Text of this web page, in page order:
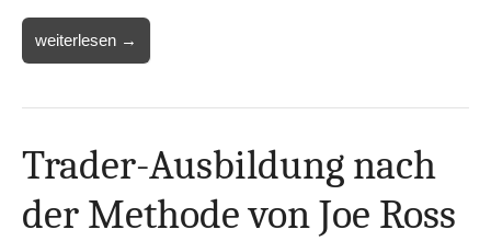
weiterlesen →
Trader-Ausbildung nach
der Methode von Joe Ross